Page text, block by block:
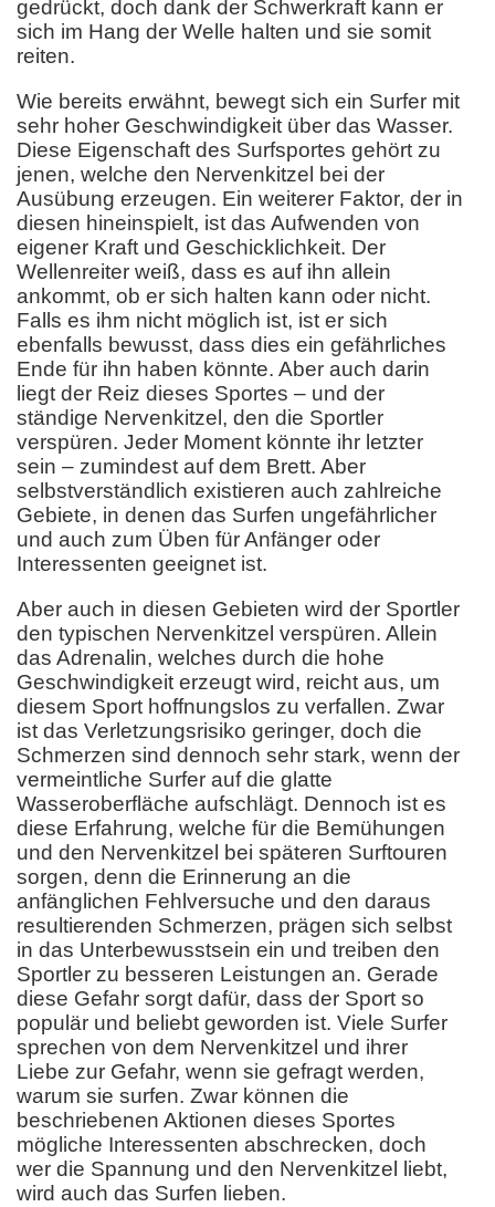
gedrückt, doch dank der Schwerkraft kann er
sich im Hang der Welle halten und sie somit
reiten.
Wie bereits erwähnt, bewegt sich ein Surfer mit
sehr hoher Geschwindigkeit über das Wasser.
Diese Eigenschaft des Surfsportes gehört zu
jenen, welche den Nervenkitzel bei der
Ausübung erzeugen. Ein weiterer Faktor, der in
diesen hineinspielt, ist das Aufwenden von
eigener Kraft und Geschicklichkeit. Der
Wellenreiter weiß, dass es auf ihn allein
ankommt, ob er sich halten kann oder nicht.
Falls es ihm nicht möglich ist, ist er sich
ebenfalls bewusst, dass dies ein gefährliches
Ende für ihn haben könnte. Aber auch darin
liegt der Reiz dieses Sportes – und der
ständige Nervenkitzel, den die Sportler
verspüren. Jeder Moment könnte ihr letzter
sein – zumindest auf dem Brett. Aber
selbstverständlich existieren auch zahlreiche
Gebiete, in denen das Surfen ungefährlicher
und auch zum Üben für Anfänger oder
Interessenten geeignet ist.
Aber auch in diesen Gebieten wird der Sportler
den typischen Nervenkitzel verspüren. Allein
das Adrenalin, welches durch die hohe
Geschwindigkeit erzeugt wird, reicht aus, um
diesem Sport hoffnungslos zu verfallen. Zwar
ist das Verletzungsrisiko geringer, doch die
Schmerzen sind dennoch sehr stark, wenn der
vermeintliche Surfer auf die glatte
Wasseroberfläche aufschlägt. Dennoch ist es
diese Erfahrung, welche für die Bemühungen
und den Nervenkitzel bei späteren Surftouren
sorgen, denn die Erinnerung an die
anfänglichen Fehlversuche und den daraus
resultierenden Schmerzen, prägen sich selbst
in das Unterbewusstsein ein und treiben den
Sportler zu besseren Leistungen an. Gerade
diese Gefahr sorgt dafür, dass der Sport so
populär und beliebt geworden ist. Viele Surfer
sprechen von dem Nervenkitzel und ihrer
Liebe zur Gefahr, wenn sie gefragt werden,
warum sie surfen. Zwar können die
beschriebenen Aktionen dieses Sportes
mögliche Interessenten abschrecken, doch
wer die Spannung und den Nervenkitzel liebt,
wird auch das Surfen lieben.